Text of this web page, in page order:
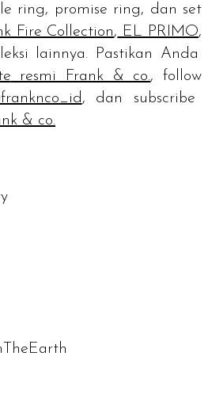
ring, promise ring, dan set
Fire Collection, EL PRIMO,
lainnya. Pastikan Anda
resmi Frank & co.,follow
, dan subscribe
& co.